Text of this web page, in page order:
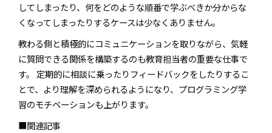
してしまったり、何をどのような順番で学ぶべきか分からな
くなってしまったりするケースは少なくありません。
教わる側と積極的にコミュニケーションを取りながら、気軽
に質問できる関係を構築するのも教育担当者の重要な仕事で
す。 定期的に相談に乗ったりフィードバックをしたりするこ
とで、より理解を深められるようになり、プログラミング学
習のモチベーションも上がります。
■関連記事